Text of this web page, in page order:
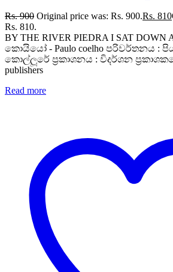
Rs.900 Original price was: Rs. 900.Rs. 810
Rs. 810.
BY THE RIVER PIEDRA I SAT
කොයියෝ - Paulo coelho පරිවර්තනය :
කොල්ලූරේ ප්‍රකාශනය : විදර්ශන
publishers
Read more